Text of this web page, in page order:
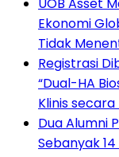
Ekonomi
Tidak
Registrasi
“Dual-HA
Klinis secara
Dua Alumni
Sebanyak